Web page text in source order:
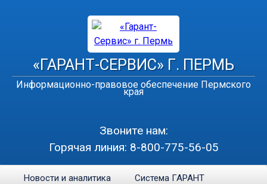
«ГАРАНТ-СЕРВИС» Г. ПЕРМЬ
Информационно-правовое обеспечение Пермского
края
Звоните нам:
Горячая линия: 8-800-775-56-05
Новости и аналитика Система ГАРАНТ